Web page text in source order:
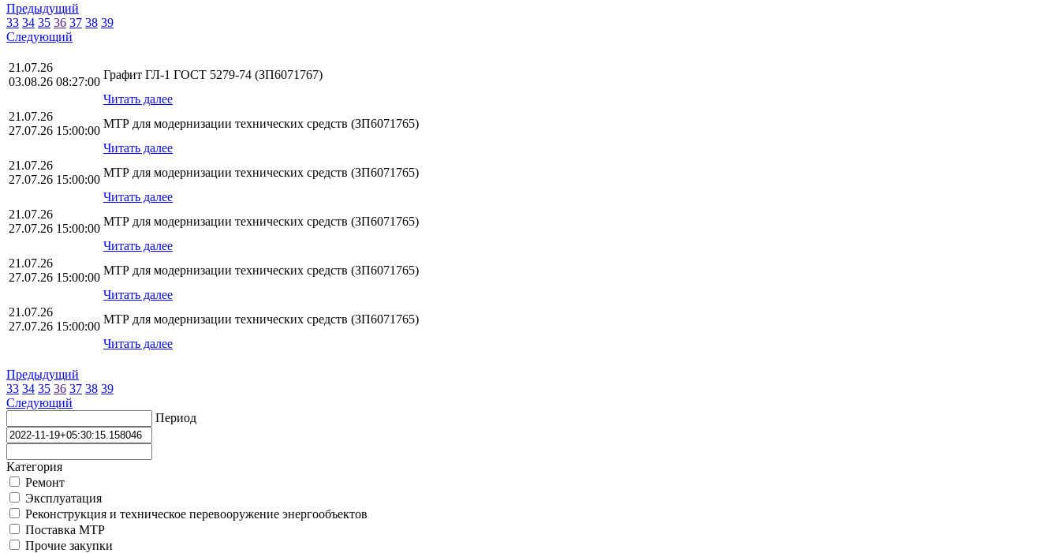
Предыдущий
33 34 35 36 37 38 39
Следующий
21.07.26
03.08.26 08:27:00
Графит ГЛ-1 ГОСТ 5279-74 (ЗП6071767)
Читать далее
21.07.26
27.07.26 15:00:00
МТР для модернизации технических средств (ЗП6071765)
Читать далее
21.07.26
27.07.26 15:00:00
МТР для модернизации технических средств (ЗП6071765)
Читать далее
21.07.26
27.07.26 15:00:00
МТР для модернизации технических средств (ЗП6071765)
Читать далее
21.07.26
27.07.26 15:00:00
МТР для модернизации технических средств (ЗП6071765)
Читать далее
21.07.26
27.07.26 15:00:00
МТР для модернизации технических средств (ЗП6071765)
Читать далее
Предыдущий
33 34 35 36 37 38 39
Следующий
Период
Категория
Ремонт
Эксплуатация
Реконструкция и техническое перевооружение энергообъектов
Поставка МТР
Прочие закупки